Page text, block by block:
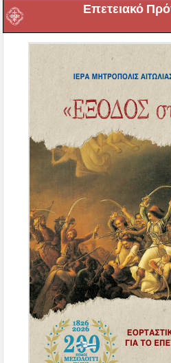
Επετειακό